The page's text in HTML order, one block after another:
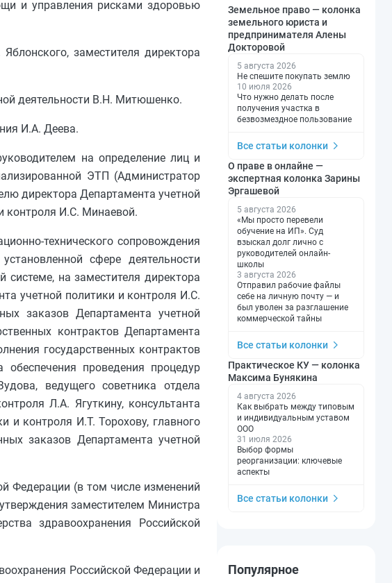
и управления рисками здоровью
заместителя директора
деятельности В.Н. Митюшенко.
И.А. Деева.
на определение лиц и
ЭТП (Администратор
директора Департамента учетной
контроля И.С. Минаевой.
технического сопровождения
сфере деятельности
на заместителя директора
учетной политики и контроля И.С.
заказов Департамента учетной
контрактов Департамента
государственных контрактов
проведения процедур
ведущего советника отдела
Л.А. Ягуткину, консультанта
и контроля И.Т. Торохову, главного
заказов Департамента учетной
Федерации (в том числе изменений
заместителем Министра
здравоохранения Российской
Российской Федерации и
Земельное право — колонка
земельного юриста и
предпринимателя Алены
Докторовой
5 августа 2026
Не спешите покупать землю
10 июля 2026
Что нужно делать после
получения участка в
безвозмездное пользование
Все статьи колонки
О праве в онлайне —
экспертная колонка Зарины
Эргашевой
5 августа 2026
«Мы просто перевели
обучение на ИП». Суд
взыскал долг лично с
руководителей онлайн-
школы
3 августа 2026
Отправил рабочие файлы
себе на личную почту — и
был уволен за разглашение
коммерческой тайны
Все статьи колонки
Практическое КУ — колонка
Максима Бунякина
4 августа 2026
Как выбрать между типовым
и индивидуальным уставом
ООО
31 июля 2026
Выбор формы
реорганизации: ключевые
аспекты
Все статьи колонки
Популярное